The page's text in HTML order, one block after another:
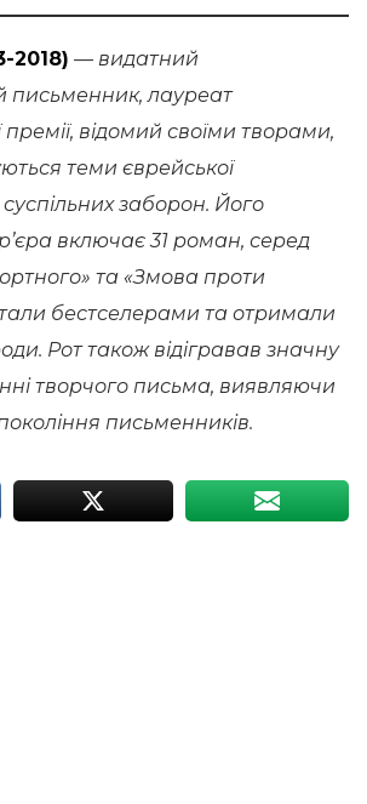
2018) — видатний
письменник, лауреат
премії, відомий своїми творами,
теми єврейської
суспільних заборон. Його
включає 31 роман, серед
та «Змова проти
бестселерами та отримали
Рот також відігравав значну
творчого письма, виявляючи
письменників.